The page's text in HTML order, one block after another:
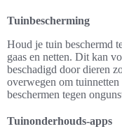
Tuinbescherming
Houd je tuin beschermd
gaas en netten. Dit kan
beschadigd door dieren
overwegen om
beschermen tegen
Tuinonderhouds-apps